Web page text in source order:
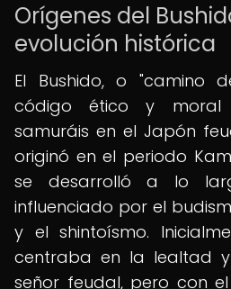
Orígenes del
evolución histórica
El Bushido, o "camino
código ético y moral
samuráis en el Japón
originó en el periodo
se desarrolló a lo
influenciado por el
y el shintoísmo.
centraba en la lealtad
señor feudal, pero con